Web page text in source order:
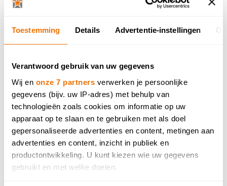
Toestemming Details Advertentie-instellingen
Verantwoord gebruik van uw gegevens
Wij en onze 7 partners verwerken je persoonlijke
gegevens (bijv. uw IP-adres) met behulp van
technologieën zoals cookies om informatie op uw
apparaat op te slaan en te gebruiken met als doel
gepersonaliseerde advertenties en content, metingen aan
advertenties en content, inzicht in publiek en
productontwikkeling. U kunt kiezen wie uw gegevens
gebruikt en met welke doelen.
DISCRETE KLEUREN VOOR
HANDGREPEN
Voor laminaatkleuren zoals Abrikoos, Light
Grau, Eucalyptusgroen en Bleu Baltique zorgen